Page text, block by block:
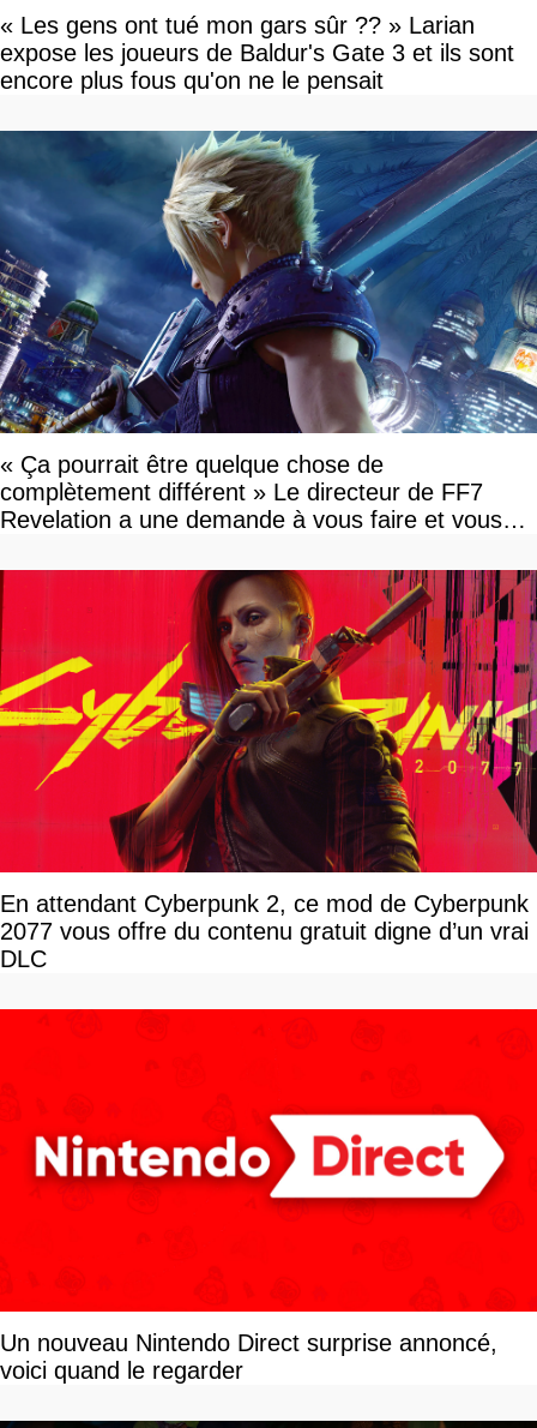
« Les gens ont tué mon gars sûr ?? » Larian
expose les joueurs de Baldur's Gate 3 et ils sont
encore plus fous qu'on ne le pensait
« Ça pourrait être quelque chose de
complètement différent » Le directeur de FF7
Revelation a une demande à vous faire et vous
En attendant Cyberpunk 2, ce mod de Cyberpunk
2077 vous offre du contenu gratuit digne d’un vrai
DLC
Un nouveau Nintendo Direct surprise annoncé,
voici quand le regarder